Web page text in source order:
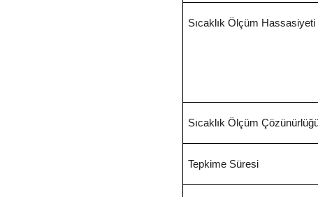
Sıcaklık Ölçüm Hassasiyeti
Sıcaklık Ölçüm
Tepkime Süresi